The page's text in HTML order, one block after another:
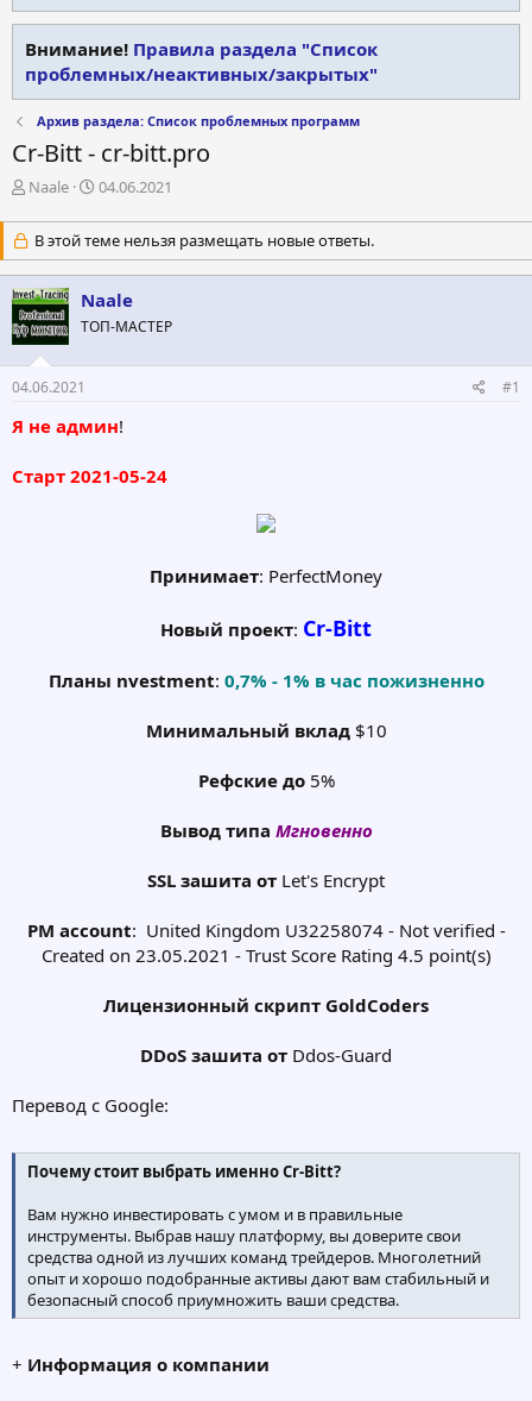
Внимание! Правила раздела "Список
проблемных/неактивных/закрытых"
Архив раздела: Список проблемных программ
Cr-Bitt - cr-bitt.pro
А
т
о
р
т
е
м
ы
Naale
Д
т
а
н
а
ч
а
04.06.2021
В этой теме нельзя размещать новые ответы.
Naale
ТОП-МАСТЕР
04.06.2021 #1
Я не админ!
Старт 2021-05-24
Принимает: PerfectMoney
Новый проект: Cr-Bitt
Планы nvestment: 0,7% - 1% в час пожизненно
Минимальный вклад$10
Рефские до5%
Вывод типа Мгновенно
SSL зашита от Let's Encrypt
PM account: United Kingdom U32258074 - Not verified -
Created on 23.05.2021 - Trust Score Rating 4.5 point(s)
Лицензионный скрипт GoldCoders
DDoS зашита от Ddos-Guard​
Перевод с Google:
Почему стоит выбрать именно Cr-Bitt?
Вам нужно инвестировать с умом и в правильные
инструменты. Выбрав нашу платформу, вы доверите свои
средства одной из лучших команд трейдеров. Многолетний
опыт и хорошо подобранные активы дают вам стабильный и
безопасный способ приумножить ваши средства.
+ Информация о компании